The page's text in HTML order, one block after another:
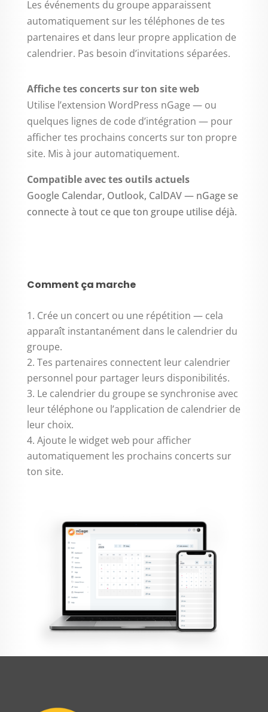
Les événements du groupe apparaissent
automatiquement sur les téléphones de tes
partenaires et dans leur propre application de
calendrier. Pas besoin d’invitations séparées.
Affiche tes concerts sur ton site web
Utilise l’extension WordPress nGage — ou
quelques lignes de code d’intégration — pour
afficher tes prochains concerts sur ton propre
site. Mis à jour automatiquement.
Compatible avec tes outils actuels
Google Calendar, Outlook, CalDAV — nGage se
connecte à tout ce que ton groupe utilise déjà.
Comment ça marche
Crée un concert ou une répétition — cela
apparaît instantanément dans le calendrier du
groupe.
Tes partenaires connectent leur calendrier
personnel pour partager leurs disponibilités.
Le calendrier du groupe se synchronise avec
leur téléphone ou l’application de calendrier de
leur choix.
Ajoute le widget web pour afficher
automatiquement les prochains concerts sur
ton site.